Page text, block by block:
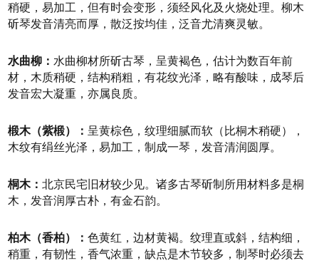
稍硬，易加工，但有时会变形，须经风化及火烧处理。柳木
斫琴发音清亮而厚，散泛按均佳，泛音尤清爽灵敏。
水曲柳： 水曲柳材所斫古琴，呈黄褐色，估计为数百年前
材，木质稍硬，结构稍粗，有花纹光泽，略有酸味，成琴后
发音宏大凝重，亦属良质。
椴木（紫椴）： 呈黄棕色，纹理细腻而软（比桐木稍硬），
木纹有绢丝光泽，易加工，制成一琴，发音清润圆厚。
桐木：北京民宅旧材较少见。诸多古琴斫制所用材料多是桐
木，发音润厚古朴，有金石韵。
柏木（香柏）：色黄红，边材黄褐。纹理直或斜，结构细，
稍重，有韧性，香气浓重，缺点是木节较多，制琴时必须去